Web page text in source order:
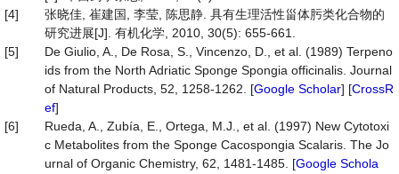
[4]
张晓佳, 崔建国, 李莹, 陈思静. 具有生理活性甾体肟类化合物的
研究进展[J]. 有机化学, 2010, 30(5): 655-661.
[5]
De Giulio, A., De Rosa, S., Vincenzo, D., et al. (1989) Terpeno
ids from the North Adriatic Sponge Spongia officinalis. Journal
of Natural Products, 52, 1258-1262. [Google Scholar] [CrossR
ef]
[6]
Rueda, A., Zubía, E., Ortega, M.J., et al. (1997) New Cytotoxi
c Metabolites from the Sponge Cacospongia Scalaris. The Jo
urnal of Organic Chemistry, 62, 1481-1485. [Google Schola